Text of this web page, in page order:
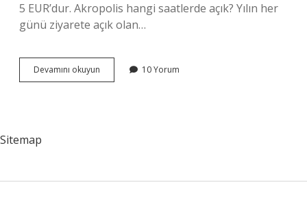
5 EUR’dur. Akropolis hangi saatlerde açık? Yılın her
günü ziyarete açık olan…
Devamını okuyun Akropolis
Hangi
10 Yorum
Sitemap